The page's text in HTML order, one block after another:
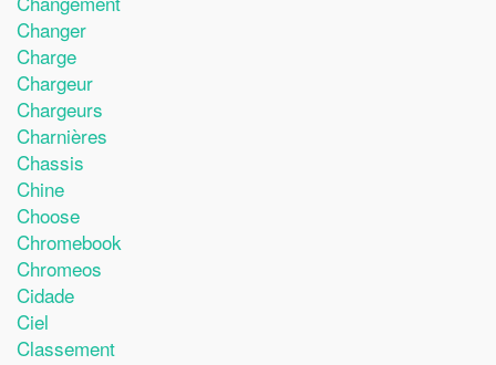
Changer
Charge
Chargeur
Chargeurs
Charnières
Chassis
Chine
Choose
Chromebook
Chromeos
Cidade
Ciel
Classement